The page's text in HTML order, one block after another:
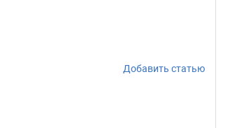
Добавить статью